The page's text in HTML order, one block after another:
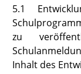
5.1
zu
Inhalt des